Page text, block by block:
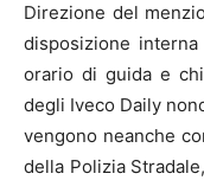
Direzione del
disposizione
orario di guida e
degli Iveco Daily
vengono neanche
della Polizia